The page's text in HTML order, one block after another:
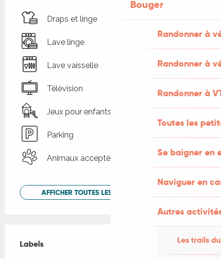
Bouger
Randonner à
Randonner à
Randonner à
Toutes les
Se baigner en
Naviguer en
Autres
Les trails
Draps et linge
Lave linge
Lave vaisselle
Télévision
Jeux pour enfants / Espace jeux
Parking
Animaux acceptés
AFFICHER TOUTES LES PRESTATIONS
Labels
Labels